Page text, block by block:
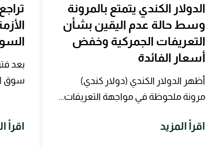
الدولار الكندي يتمتع بالمرونة
وسط حالة عدم اليقين بشأن
التعريفات الجمركية وخفض
أسعار الفائدة
أظهر الدولار الكندي (دولار كندي)
مرونة ملحوظة في مواجهة التعريفات...
اقرأ المزيد
بعد
سوق
اقرأ